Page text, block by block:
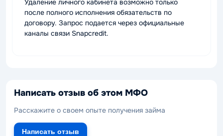
Удаление личного кабинета возможно только
после полного исполнения обязательств по
договору. Запрос подается через официальные
каналы связи Snapcredit.
Написать отзыв об этом МФО
Расскажите о своем опыте получения займа
Написать отзыв